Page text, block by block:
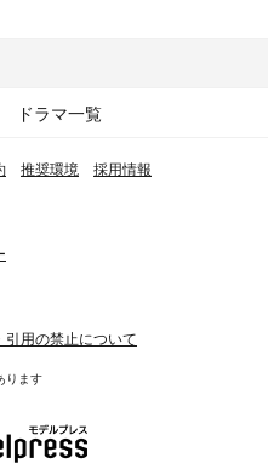
ドラマ一覧
推奨環境 採用情報
用の禁止について
ります